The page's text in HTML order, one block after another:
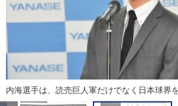
内海選手は、読売巨人軍だけでなく日本球界